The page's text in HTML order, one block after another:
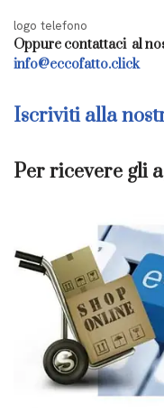
logo telefono
Oppure contattaci al
info@eccofatto.click
Iscriviti alla
Per ricevere gli